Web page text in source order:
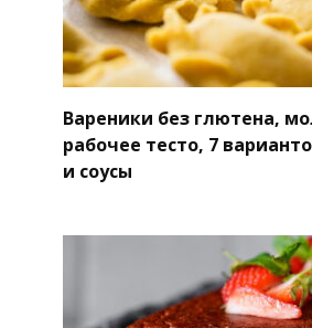
Вареники без глютена,
рабочее тесто, 7
и соусы